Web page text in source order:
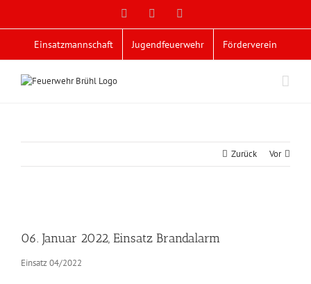
Facebook
Einsatzmannschaft Jugendfeuerwehr Förderverein
Zurück Vor
Bild
06. Januar 2022, Einsatz Brandalarm
Einsatz 04/2022